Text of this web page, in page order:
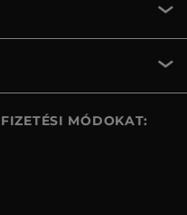
MÓDOKAT: